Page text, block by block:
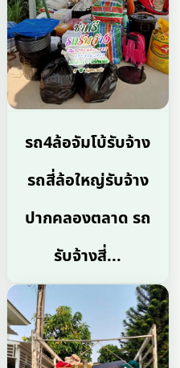
รถ4ล้อจัมโบ้รับจ้าง
รถสี่ล้อใหญ่รับจ้าง
ปากคลองตลาด รถ
รับจ้างสี่...